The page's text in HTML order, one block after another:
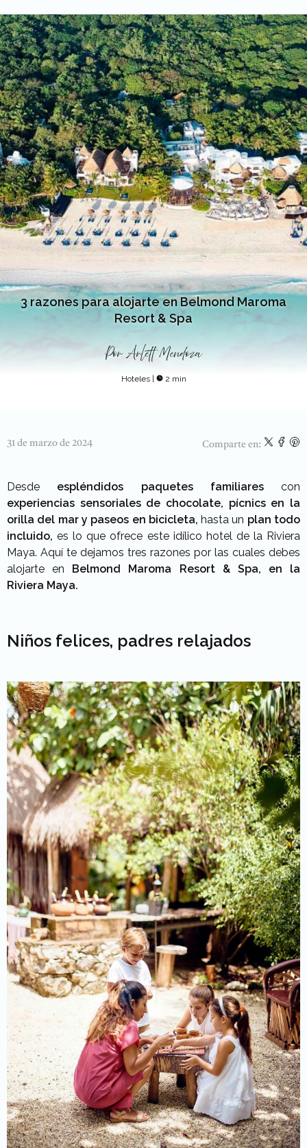
3 razones para alojarte en Belmond Maroma
Resort & Spa
Por Arlett Mendoza
Hoteles 2 min
31 de marzo de 2024 Comparte en:
Desde espléndidos paquetes familiarescon
experiencias sensoriales de chocolate, pícnics en la
orilla del mar y paseos en bicicleta,hasta un plan todo
incluido, es lo que ofrece este idílico hotel de la Riviera
Maya. Aquí te dejamos tres razones por las cuales debes
alojarte en Belmond Maroma Resort & Spa, en la
Riviera Maya.
Niños felices, padres relajados